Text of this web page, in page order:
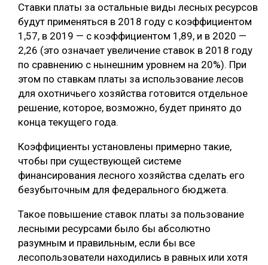
МЕБЕЛЬНОЕ ПРОИЗВОДСТВО
Ставки платы за остальные виды лесных ресурсов
будут применяться в 2018 году с коэффициентом
1,57, в 2019 — с коэффициентом 1,89, и в 2020 —
2,26 (это означает увеличение ставок в 2018 году
по сравнению с нынешним уровнем на 20%). При
этом по ставкам платы за использование лесов
для охотничьего хозяйства готовится отдельное
решение, которое, возможно, будет принято до
конца текущего года.
Коэффициенты установлены примерно такие,
чтобы при существующей системе
финансирования лесного хозяйства сделать его
безубыточным для федерального бюджета.
Такое повышение ставок платы за пользование
лесными ресурсами было бы абсолютно
разумным и правильным, если бы все
лесопользователи находились в равных или хотя